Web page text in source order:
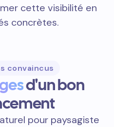
cette visibilité en
concrètes.
convaincus
d'un bon
pour paysagiste